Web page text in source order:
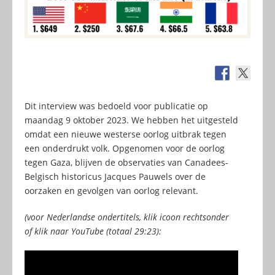
Dit interview was bedoeld voor publicatie op
maandag 9 oktober 2023. We hebben het uitgesteld
omdat een nieuwe westerse oorlog uitbrak tegen
een onderdrukt volk. Opgenomen voor de oorlog
tegen Gaza, blijven de observaties van Canadees-
Belgisch historicus Jacques Pauwels over de
oorzaken en gevolgen van oorlog relevant.
(voor Nederlandse ondertitels, klik icoon rechtsonder
of klik naar YouTube (totaal 29:23):